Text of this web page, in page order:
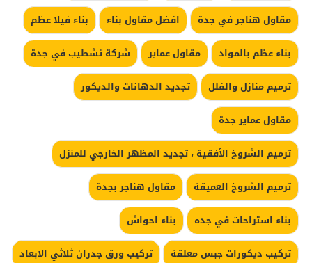
مقاول هناجر في جدة
افضل مقاول بناء
بناء فيلا عظم
بناء عظم بالمواد
مقاول عماير
شركة تشطيب في جدة
ترميم منازل والفلل
تجديد الدهانات والديكور
مقاول عماير جدة
ترميم الشروخ الأفقية ، تجديد المظهر الخارجي للمنزل
ترميم الشروخ العميقة
مقاول هناجر بجدة
بناء استراحات في جده
بناء احواش
تركيب ديكورات جبس معلقة
تركيب ورق جدران ثلاثي الابعاد